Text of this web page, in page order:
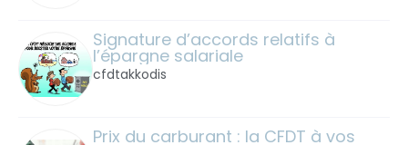
Signature d’accords relatifs à
l’épargne salariale
cfdtakkodis
Prix du carburant : la CFDT à vos